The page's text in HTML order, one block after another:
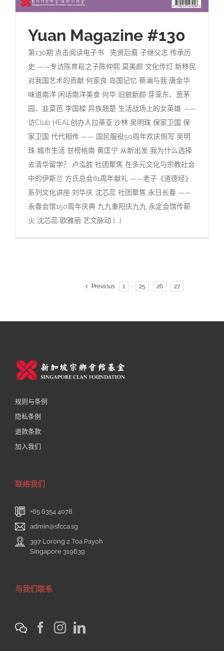
Yuan Magazine #130
第130期 点击阅读电子书 先贤后裔 子继父志 传承历
史 ——专访陈育崧之子陈仲熙 莫美颜 文化传灯 新移民
对我国艺术的贡献 何家良 岛国记忆 蔡澜与我 唐金华
味道南洋 闲话南洋美食 何华 旧貌新颜 芽笼东、葱茅
园、韭菜芭 李国樑 异族翘楚 生活战场上的女英雄 ——
访Club HEAL创办人拉蒂亚·沙林 吴明珠 保家卫国 保
家卫国 代代相传 —— 国民服役50周年欢庆侧写 吴明
珠 城市生活 甘榜格南 黄匡宁 从新出发 我为什么选择
去清华留学？ 卢泓胜 社团聚焦 在多元文化与宗教社会
中的伊斯兰 方氏总会81周年献礼 ——老子《道德经》
系列文化讲座 刘华庆 沈芯蕊 社团聚焦 永日长春 ——
永春会馆150周年庆典 九九重阳庆九九 永定会馆传薪
火 沈芯蕊 欧雅丽 艺文脉动 [...]
Previous 1 ··· 25 26 27
规则与条例
隐私条例
退款条款
加入我们
联络我们
+65 6354 4078
admin@sfcca.sg
397 Lorong 2 Toa Payoh
Singapore 319639
与我们联系